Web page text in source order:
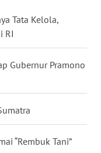
Tata Kelola,
RI
Gubernur Pramono
“Rembuk Tani”